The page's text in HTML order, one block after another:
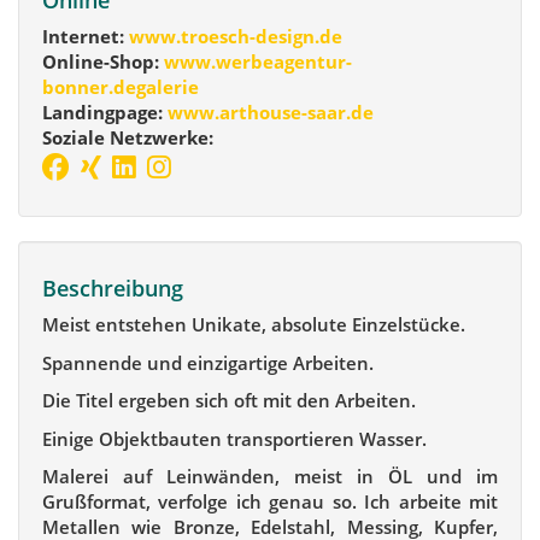
Internet: www.troesch-design.de
Online-Shop: www.werbeagentur-
bonner.degalerie
Landingpage: www.arthouse-saar.de
Soziale Netzwerke:
Beschreibung
Meist entstehen Unikate, absolute Einzelstücke.
Spannende und einzigartige Arbeiten.
Die Titel ergeben sich oft mit den Arbeiten.
Einige Objektbauten transportieren Wasser.
Malerei auf Leinwänden, meist in ÖL und im
Grußformat, verfolge ich genau so. Ich arbeite mit
Metallen wie Bronze, Edelstahl, Messing, Kupfer,